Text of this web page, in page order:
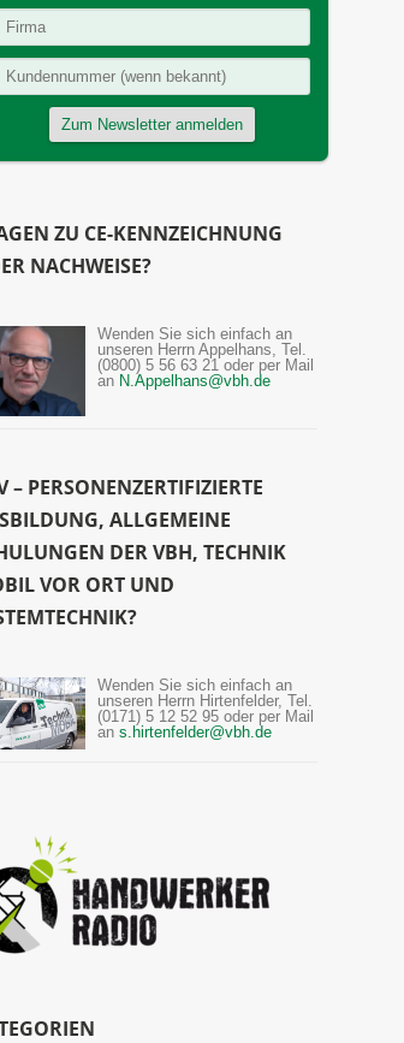
ZU CE-KENNZEICHNUNG
NACHWEISE?
Wenden Sie sich einfach an
unseren Herrn Appelhans, Tel.
(0800) 5 56 63 21 oder per Mail
an N.Appelhans@vbh.de
– PERSONENZERTIFIZIERTE
ALLGEMEINE
DER VBH, TECHNIK
VOR ORT UND
Wenden Sie sich einfach an
unseren Herrn Hirtenfelder, Tel.
(0171) 5 12 52 95 oder per Mail
an s.hirtenfelder@vbh.de